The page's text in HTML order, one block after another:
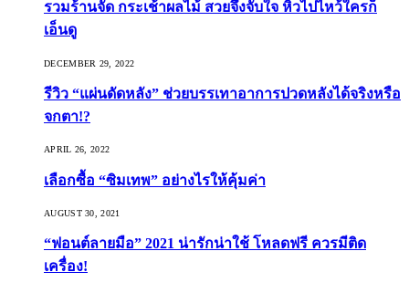
รวมร้านจัด กระเช้าผลไม้ สวยจึ้งจับใจ หิ้วไปไหว้ใครก็
เอ็นดู
DECEMBER 29, 2022
รีวิว “แผ่นดัดหลัง” ช่วยบรรเทาอาการปวดหลังได้จริงหรือ
จกตา!?
APRIL 26, 2022
เลือกซื้อ “ซิมเทพ” อย่างไรให้คุ้มค่า
AUGUST 30, 2021
“ฟอนต์ลายมือ” 2021 น่ารักน่าใช้ โหลดฟรี ควรมีติด
เครื่อง!